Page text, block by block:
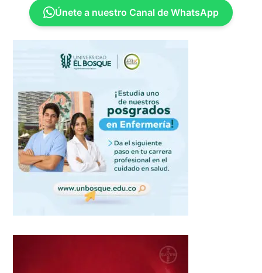
Únete a nuestro Canal de WhatsApp